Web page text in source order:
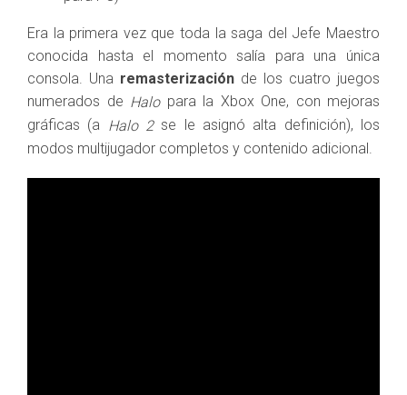
Era la primera vez que toda la saga del Jefe Maestro
conocida hasta el momento salía para una única
consola. Una remasterización de los cuatro juegos
numerados de Halopara la Xbox One, con mejoras
gráficas (a Halo 2se le asignó alta definición), los
modos multijugador completos y contenido adicional.